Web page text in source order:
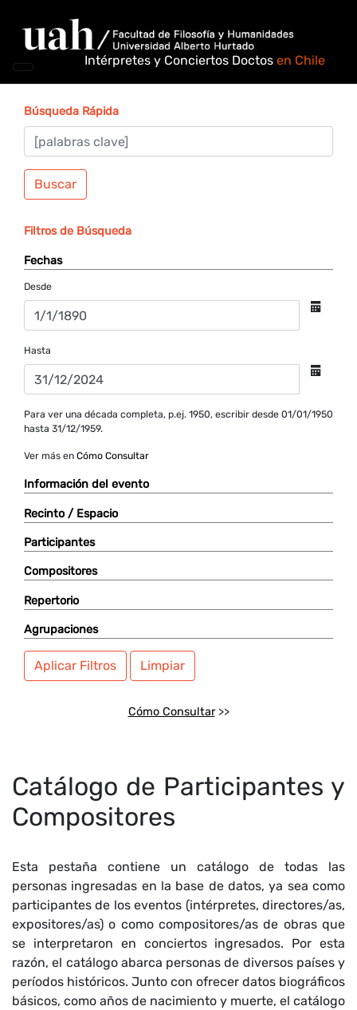
Intérpretes y Conciertos Doctos en Chile
Búsqueda Rápida
Buscar
Filtros de Búsqueda
Fechas
Desde
Hasta
Para ver una década completa, p.ej. 1950, escribir desde 01/01/1950
hasta 31/12/1959.
Ver más en Cómo Consultar
Información del evento
Recinto / Espacio
Participantes
Compositores
Repertorio
Agrupaciones
Aplicar Filtros Limpiar
Cómo Consultar>>
Catálogo de Participantes y
Compositores
Esta pestaña contiene un catálogo de todas las
personas ingresadas en la base de datos, ya sea como
participantes de los eventos (intérpretes, directores/as,
expositores/as) o como compositores/as de obras que
se interpretaron en conciertos ingresados. Por esta
razón, el catálogo abarca personas de diversos países y
períodos históricos. Junto con ofrecer datos biográficos
básicos, como años de nacimiento y muerte, el catálogo